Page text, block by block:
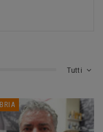
Tutti